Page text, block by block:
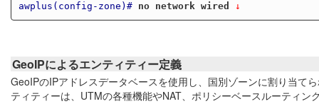
awplus(config-zone)#
no network wired ↓
GeoIPによるエンティティー定義
GeoIPのIPアドレスデータベースを使用し、国別ゾーンに割り当て
ティティーは、UTMの各種機能やNAT、ポリシーベースルーティン